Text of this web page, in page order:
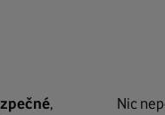
,
Nic